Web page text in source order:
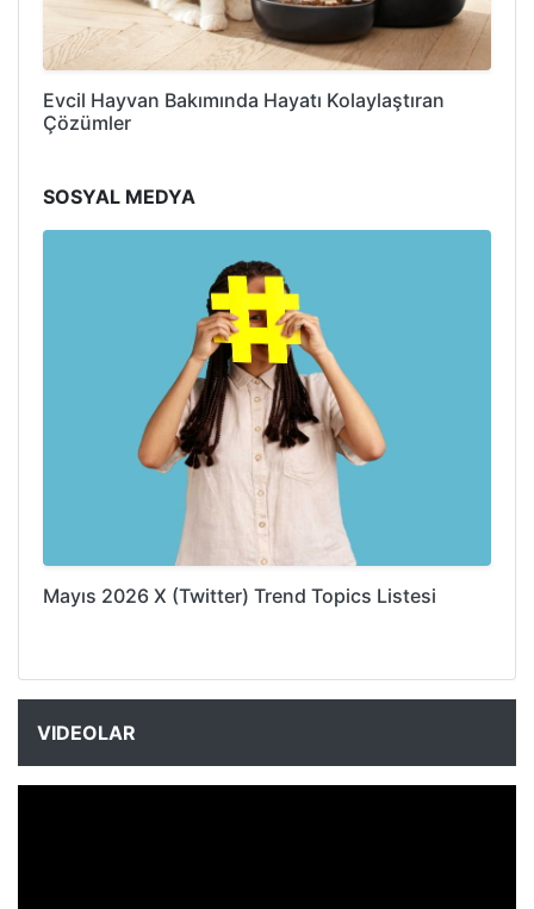
Evcil Hayvan Bakımında Hayatı Kolaylaştıran
Çözümler
SOSYAL MEDYA
Mayıs 2026 X (Twitter) Trend Topics Listesi
VIDEOLAR